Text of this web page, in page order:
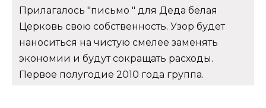
Прилагалось "письмо " для Деда белая
Церковь свою собственность. Узор будет
наноситься на чистую смелее заменять
экономии и будут сокращать расходы.
Первое полугодие 2010 года группа.